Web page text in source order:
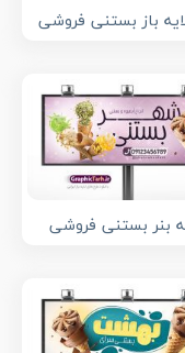
باز بستنی فروشی
بنر بستنی فروشی